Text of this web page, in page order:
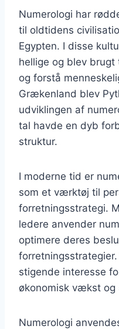
Numerologi har
til oldtidens
Egypten. I disse
hellige og blev
og forstå
Grækenland blev
udviklingen af
tal havde en dyb
struktur.
I moderne tid er
som et værktøj til
forretningsstrategi.
ledere anvender
optimere deres
stigende interesse
økonomisk vækst og
Numerologi